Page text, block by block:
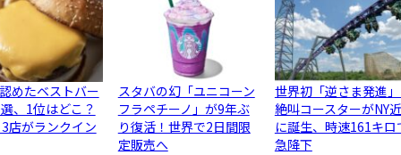
めたベストバー
、1位はどこ？
店がランクイン
スタバの幻「ユニコーン
フラペチーノ」が9年ぶ
り復活！世界で2日間限
定販売へ
世界初「逆さま発進
絶叫コースターがNY
に誕生、時速161キロ
急降下